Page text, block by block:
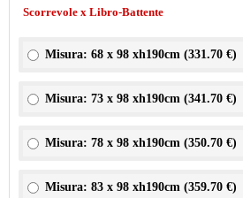
Scorrevole x Libro-Battente
Misura: 68 x 98 xh190cm (331.70 €)
Misura: 73 x 98 xh190cm (341.70 €)
Misura: 78 x 98 xh190cm (350.70 €)
Misura: 83 x 98 xh190cm (359.70 €)